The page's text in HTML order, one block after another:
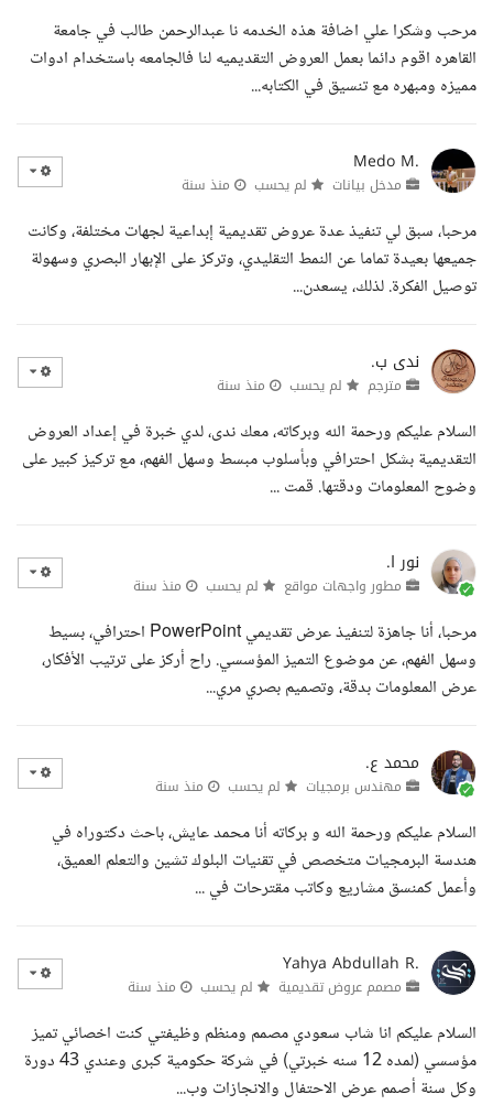
مرحب وشكرا علي اضافة هذه الخدمه نا عبدالرحمن طالب في جامعة
القاهره اقوم دائما بعمل العروض التقديميه لنا فالجامعه باستخدام ادوات
مميزه ومبهره مع تنسيق في الكتابه...
Medo M.
مدخل بيانات لم يحسب منذ سنة
مرحبا، سبق لي تنفيذ عدة عروض تقديمية إبداعية لجهات مختلفة، وكانت
جميعها بعيدة تماما عن النمط التقليدي، وتركز على الإبهار البصري وسهولة
توصيل الفكرة. لذلك، يسعدن...
ندى ب.
مترجم لم يحسب منذ سنة
السلام عليكم ورحمة الله وبركاته، معك ندى، لدي خبرة في إعداد العروض
التقديمية بشكل احترافي وبأسلوب مبسط وسهل الفهم، مع تركيز كبير على
وضوح المعلومات ودقتها. قمت ...
نور ا.
مطور واجهات مواقع لم يحسب منذ سنة
مرحبا، أنا جاهزة لتنفيذ عرض تقديمي PowerPoint احترافي، بسيط
وسهل الفهم، عن موضوع التميز المؤسسي. راح أركز على ترتيب الأفكار،
عرض المعلومات بدقة، وتصميم بصري مري...
محمد ع.
مهندس برمجيات لم يحسب منذ سنة
السلام عليكم ورحمة الله و بركاته أنا محمد عايش، باحث دكتوراه في
هندسة البرمجيات متخصص في تقنيات البلوك تشين والتعلم العميق،
وأعمل كمنسق مشاريع وكاتب مقترحات في ...
Yahya Abdullah R.
مصمم عروض تقديمية لم يحسب منذ سنة
السلام عليكم انا شاب سعودي مصمم ومنظم وظيفتي كنت اخصائي تميز
مؤسسي (لمده 12 سنه خبرتي) في شركة حكومية كبرى وعندي 43 دورة
وكل سنة أصمم عرض الاحتفال والانجازات وب...